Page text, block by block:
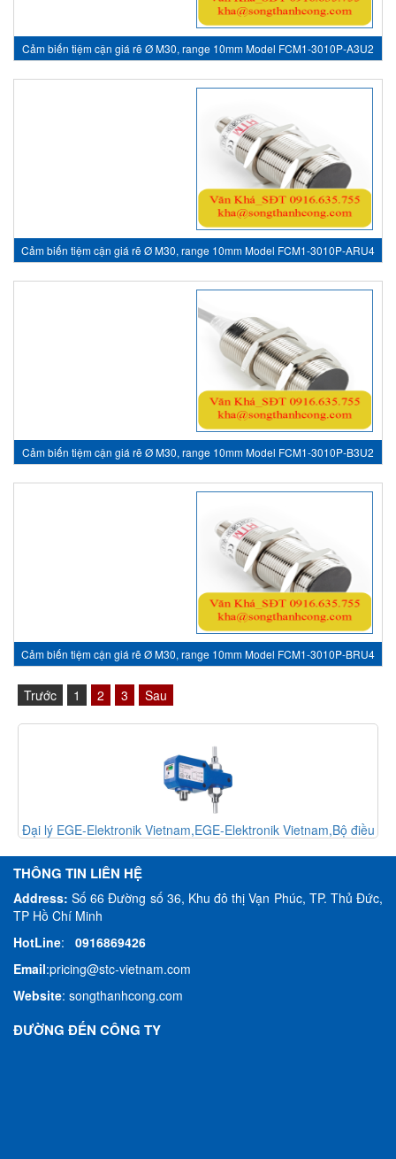
Cảm biến tiệm cận giá rẽ Ø M30, range 10mm Model FCM1-3010P-A3U2
Cảm biến tiệm cận giá rẽ Ø M30, range 10mm Model FCM1-3010P-ARU4
Cảm biến tiệm cận giá rẽ Ø M30, range 10mm Model FCM1-3010P-B3U2
Cảm biến tiệm cận giá rẽ Ø M30, range 10mm Model FCM1-3010P-BRU4
Trước 1 2 3 Sau
lý EGE-Elektronik Vietnam,EGE-Elektronik Vietnam,Bộ điều
Đại lý
THÔNG TIN LIÊN HỆ
Address:Số 66 Đường số 36, Khu đô thị Vạn Phúc, TP. Thủ Đức,
TP Hồ Chí Minh
HotLine: 0916869426
Email:pricing@stc-vietnam.com
Website: songthanhcong.com
ĐƯỜNG ĐẾN CÔNG TY